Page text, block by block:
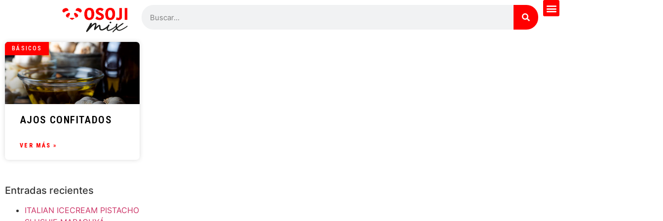
BÁSICOS
AJOS CONFITADOS
VER MÁS »
Entradas recientes
ITALIAN ICECREAM PISTACHO